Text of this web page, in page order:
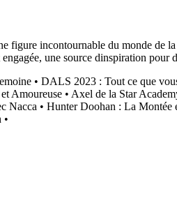
figure incontournable du monde de
une source dinspiration
• DALS 2023 : Tout ce que
Amoureuse • Axel de la Star
Nacca • Hunter Doohan : La Montée
•